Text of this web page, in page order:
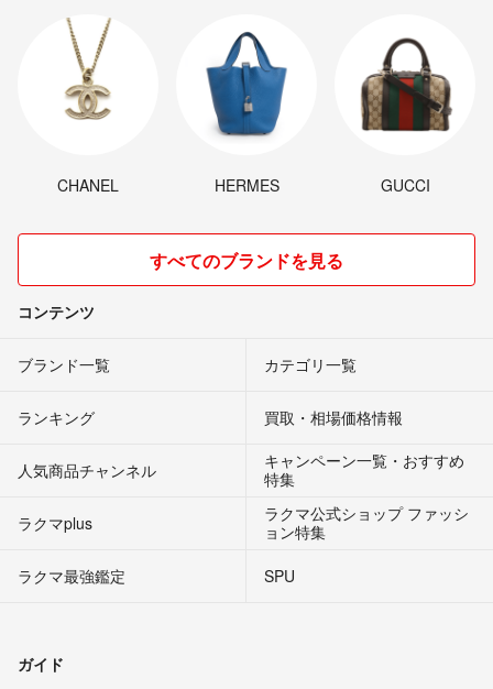
CHANEL HERMES GUCCI
すべてのブランドを見る
コンテンツ
ブランド一覧 カテゴリ一覧
ランキング 買取・相場価格情報
人気商品チャンネル
キャンペーン一覧・おすすめ
特集
ラクマplus
ラクマ公式ショップ ファッシ
ョン特集
ラクマ最強鑑定
SPU
ガイド